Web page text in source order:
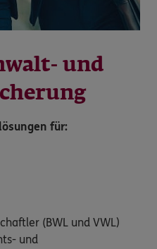
und
für:
(BWL und VWL)
und